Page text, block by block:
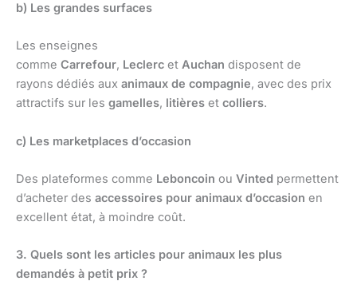
b) Les grandes surfaces
Les enseignes
comme Carrefour, Leclerc et Auchan disposent de
rayons dédiés aux animaux de compagnie, avec des prix
attractifs sur les gamelles, litières et colliers.
c) Les marketplaces d’occasion
Des plateformes comme Leboncoin ou Vinted permettent
d’acheter des accessoires pour animaux d’occasion en
excellent état, à moindre coût.
3. Quels sont les articles pour animaux les plus
demandés à petit prix ?